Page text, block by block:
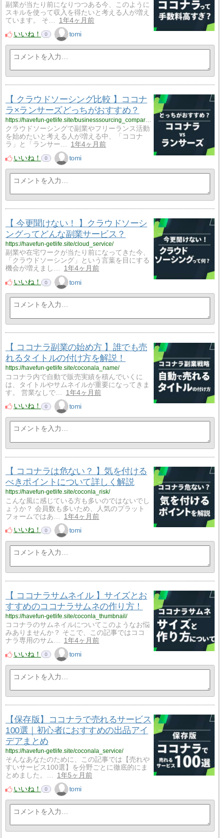
副業が当たり前になりつつある今、このように
スキルを使って収入を得たいと考える人が増え
ています。 そ…
1年4ヶ月前
いいね！
0 tomi
【 クラウドソーシング比較 】ココナ
ラ×ランサーズどっちがおすすめ？
https://havefun-getlife.site/businesssourcing_comparison/
クラウドソーシングで副業やフリーランス活動
を始めたいと考える人が増える中、「ココナ
ラ」と「ランサー…
1年4ヶ月前
いいね！
0 tomi
【 今更聞けない！ 】クラウドソーシ
ングってどんな副業サービス？
https://havefun-getlife.site/cloud_service/
副業や在宅ワークが当たり前になってきた今、
「クラウドソーシング」という言葉を目にする
機会が増えまし…
1年4ヶ月前
いいね！
0 tomi
【 ココナラ副業の始め方 】誰でも売
れるタイトルの付け方を解説！
https://havefun-getlife.site/coconala_name/
ココナラ内で自動で販売実績を積んでいくに
は、タイトルやサムネイルが重要になってきま
す。 営業なしで…
1年4ヶ月前
いいね！
0 tomi
【 ココナラは危ない？ 】気を付ける
べきポイントについて詳しく解説
https://havefun-getlife.site/coconla_risk/
こんな風に感じている方も多いのではないでし
ょうか？ 会員数も多いため、人気のプラット
フォームではあ…
1年4ヶ月前
いいね！
0 tomi
【 ココナラサムネイル 】サイズとお
すすめのココナラサムネの作り方！
https://havefun-getlife.site/coconla_thumbnail/
ココナラのサムネイルについてこのようなお悩
みありませんか？ そこで、この記事ではココ
ナラ専用のサム…
1年4ヶ月前
いいね！
0 tomi
【保存版】ココナラで売れるサービス
100選｜初心者におすすめの出品アイ
デアまとめ
https://havefun-getlife.site/coconala_service/
そんなあなたのために、この記事では【売れや
すいサービス100選】を分野ごとに徹底的にま
とめました。…
1年5ヶ月前
いいね！
0 tomi